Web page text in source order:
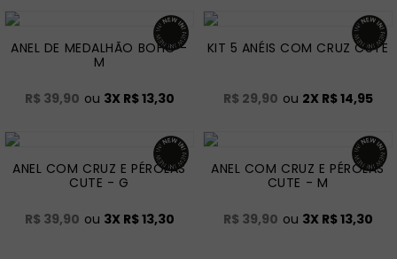
ANEL DE MEDALHÃO BOHO -
M
R$ 39,90 ou 3X R$ 13,30
KIT 5 ANÉIS COM CRUZ CUTE
R$ 29,90 ou 2X R$ 14,95
ANEL COM CRUZ E PÉROLAS
CUTE - G
R$ 39,90 ou 3X R$ 13,30
ANEL COM CRUZ E PÉROLAS
CUTE - M
R$ 39,90 ou 3X R$ 13,30